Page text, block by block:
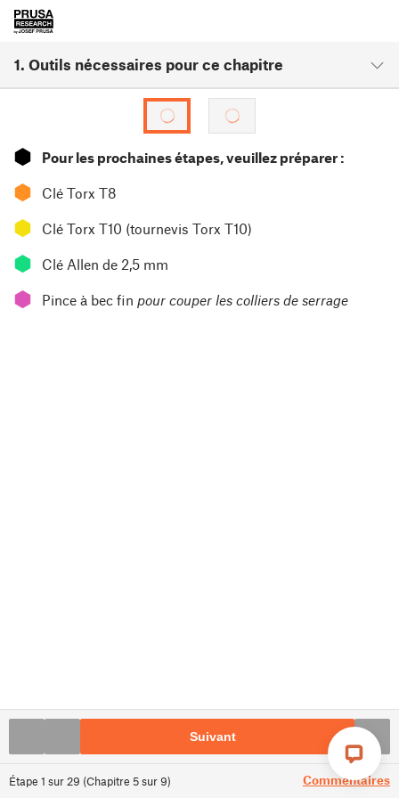
1. Outils nécessaires pour ce chapitre
Étape 1 sur 29 (Chapitre 5sur9) Commentaires
⬢ Pour les prochaines étapes, veuillez préparer :
⬢ Clé Torx T8
⬢ Clé Torx T10 (tournevis Torx T10)
⬢ Clé Allen de 2,5 mm
⬢ Pince à bec fin pour couper les colliers de serrage
Suivant